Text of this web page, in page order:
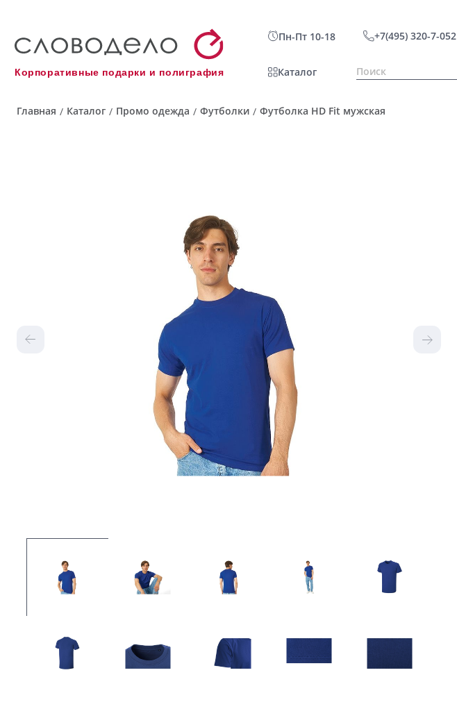
Корпоративные подарки и полиграфия
Пн-Пт 10-18 +7(495) 320-7-052
Каталог
Главная / Каталог / Промо одежда / Футболки / Футболка HD Fit мужская